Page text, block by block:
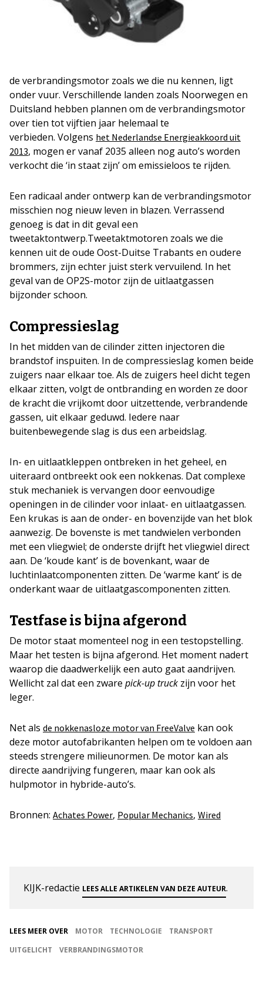
de verbrandingsmotor zoals we die nu kennen, ligt
onder vuur. Verschillende landen zoals Noorwegen en
Duitsland hebben plannen om de verbrandingsmotor
over tien tot vijftien jaar helemaal te
verbieden. Volgens het Nederlandse Energieakkoord uit
2013, mogen er vanaf 2035 alleen nog auto’s worden
verkocht die ‘in staat zijn’ om emissieloos te rijden.
Een radicaal ander ontwerp kan de verbrandingsmotor
misschien nog nieuw leven in blazen. Verrassend
genoeg is dat in dit geval een
tweetaktontwerp.Tweetaktmotoren zoals we die
kennen uit de oude Oost-Duitse Trabants en oudere
brommers, zijn echter juist sterk vervuilend. In het
geval van de OP2S-motor zijn de uitlaatgassen
bijzonder schoon.
Compressieslag
In het midden van de cilinder zitten injectoren die
brandstof inspuiten. In de compressieslag komen beide
zuigers naar elkaar toe. Als de zuigers heel dicht tegen
elkaar zitten, volgt de ontbranding en worden ze door
de kracht die vrijkomt door uitzettende, verbrandende
gassen, uit elkaar geduwd. Iedere naar
buitenbewegende slag is dus een arbeidslag.
In- en uitlaatkleppen ontbreken in het geheel, en
uiteraard ontbreekt ook een nokkenas. Dat complexe
stuk mechaniek is vervangen door eenvoudige
openingen in de cilinder voor inlaat- en uitlaatgassen.
Een krukas is aan de onder- en bovenzijde van het blok
aanwezig. De bovenste is met tandwielen verbonden
met een vliegwiel; de onderste drijft het vliegwiel direct
aan. De ‘koude kant’ is de bovenkant, waar de
luchtinlaatcomponenten zitten. De ‘warme kant’ is de
onderkant waar de uitlaatgascomponenten zitten.
Testfase is bijna afgerond
De motor staat momenteel nog in een testopstelling.
Maar het testen is bijna afgerond. Het moment nadert
waarop die daadwerkelijk een auto gaat aandrijven.
Wellicht zal dat een zware pick-up truck zijn voor het
leger.
Net als de nokkenasloze motor van FreeValve kan ook
deze motor autofabrikanten helpen om te voldoen aan
steeds strengere milieunormen. De motor kan als
directe aandrijving fungeren, maar kan ook als
hulpmotor in hybride-auto’s.
Bronnen: Achates Power, Popular Mechanics, Wired
KIJK-redactie LEES ALLE ARTIKELEN VAN DEZE AUTEUR.
LEES MEER OVER MOTOR TECHNOLOGIE
TRANSPORT
UITGELICHT
VERBRANDINGSMOTOR